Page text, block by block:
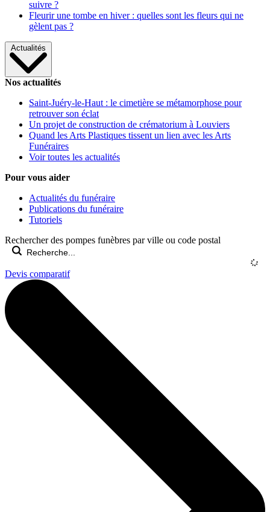
suivre ?
Fleurir une tombe en hiver : quelles sont les fleurs qui ne
gèlent pas ?
Actualités
Nos actualités
Saint-Juéry-le-Haut : le cimetière se métamorphose pour
retrouver son éclat
Un projet de construction de crématorium à Louviers
Quand les Arts Plastiques tissent un lien avec les Arts
Funéraires
Voir toutes les actualités
Pour vous aider
Actualités du funéraire
Publications du funéraire
Tutoriels
Rechercher des pompes funèbres par ville ou code postal
Devis comparatif